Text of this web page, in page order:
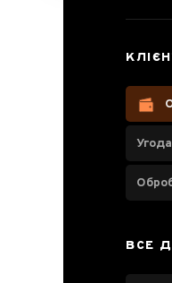
Паспорт
ВСЕ